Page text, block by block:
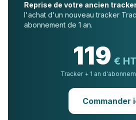
Reprise de votre ancien
l'achat d'un nouveau tracker
abonnement de 1 an.
119 €
Tracker + 1 an
Commander